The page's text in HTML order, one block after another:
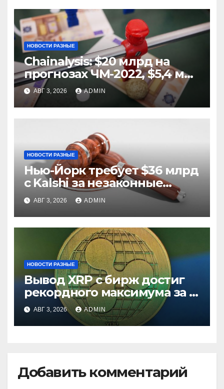
НОВОСТИ РАЗНЫЕ
Chainalysis: $20 млрд на
прогнозах ЧМ-2022, $5,4 млн
из них незаконные
АВГ 3, 2026 ADMIN
НОВОСТИ РАЗНЫЕ
Нью-Йорк требует $36 млрд
с Kalshi за незаконные
ставки
АВГ 3, 2026 ADMIN
НОВОСТИ РАЗНЫЕ
Вывод XRP с бирж достиг
рекордного максимума за 5
летАВГ 3, 2026 ADMIN
Добавить комментарий